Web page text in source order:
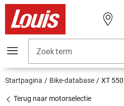
Zoekterm
Startpagina Bike-database XT 550
Terug naar motorselectie